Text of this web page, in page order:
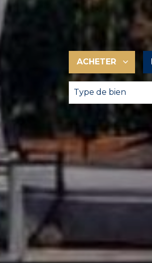
ACHETER
De l'ancien
Type de bien